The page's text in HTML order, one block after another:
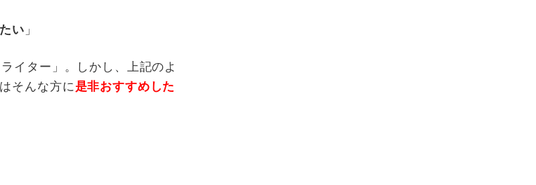
い 」
ライター」。しかし、上記のよ
そんな方に是非おすすめした